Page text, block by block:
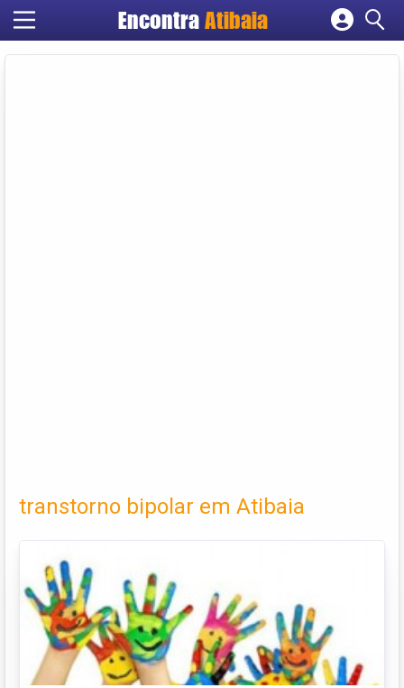
Encontra Atibaia
Cadastrar empresa
transtorno bipolar em Atibaia